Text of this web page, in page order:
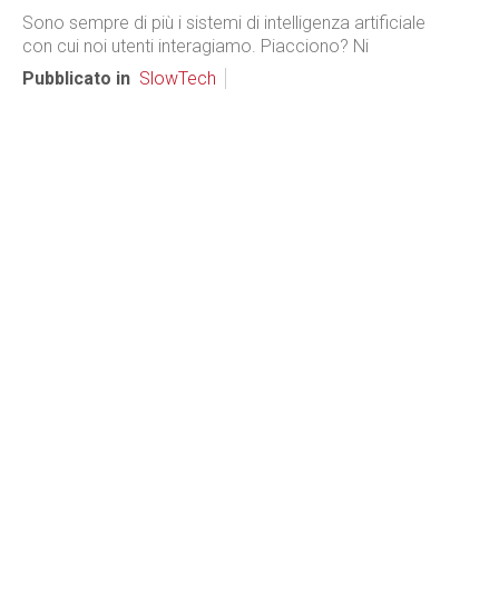
Sono sempre di più i sistemi di intelligenza artificiale
con cui noi utenti interagiamo. Piacciono? Ni
Pubblicato in SlowTech